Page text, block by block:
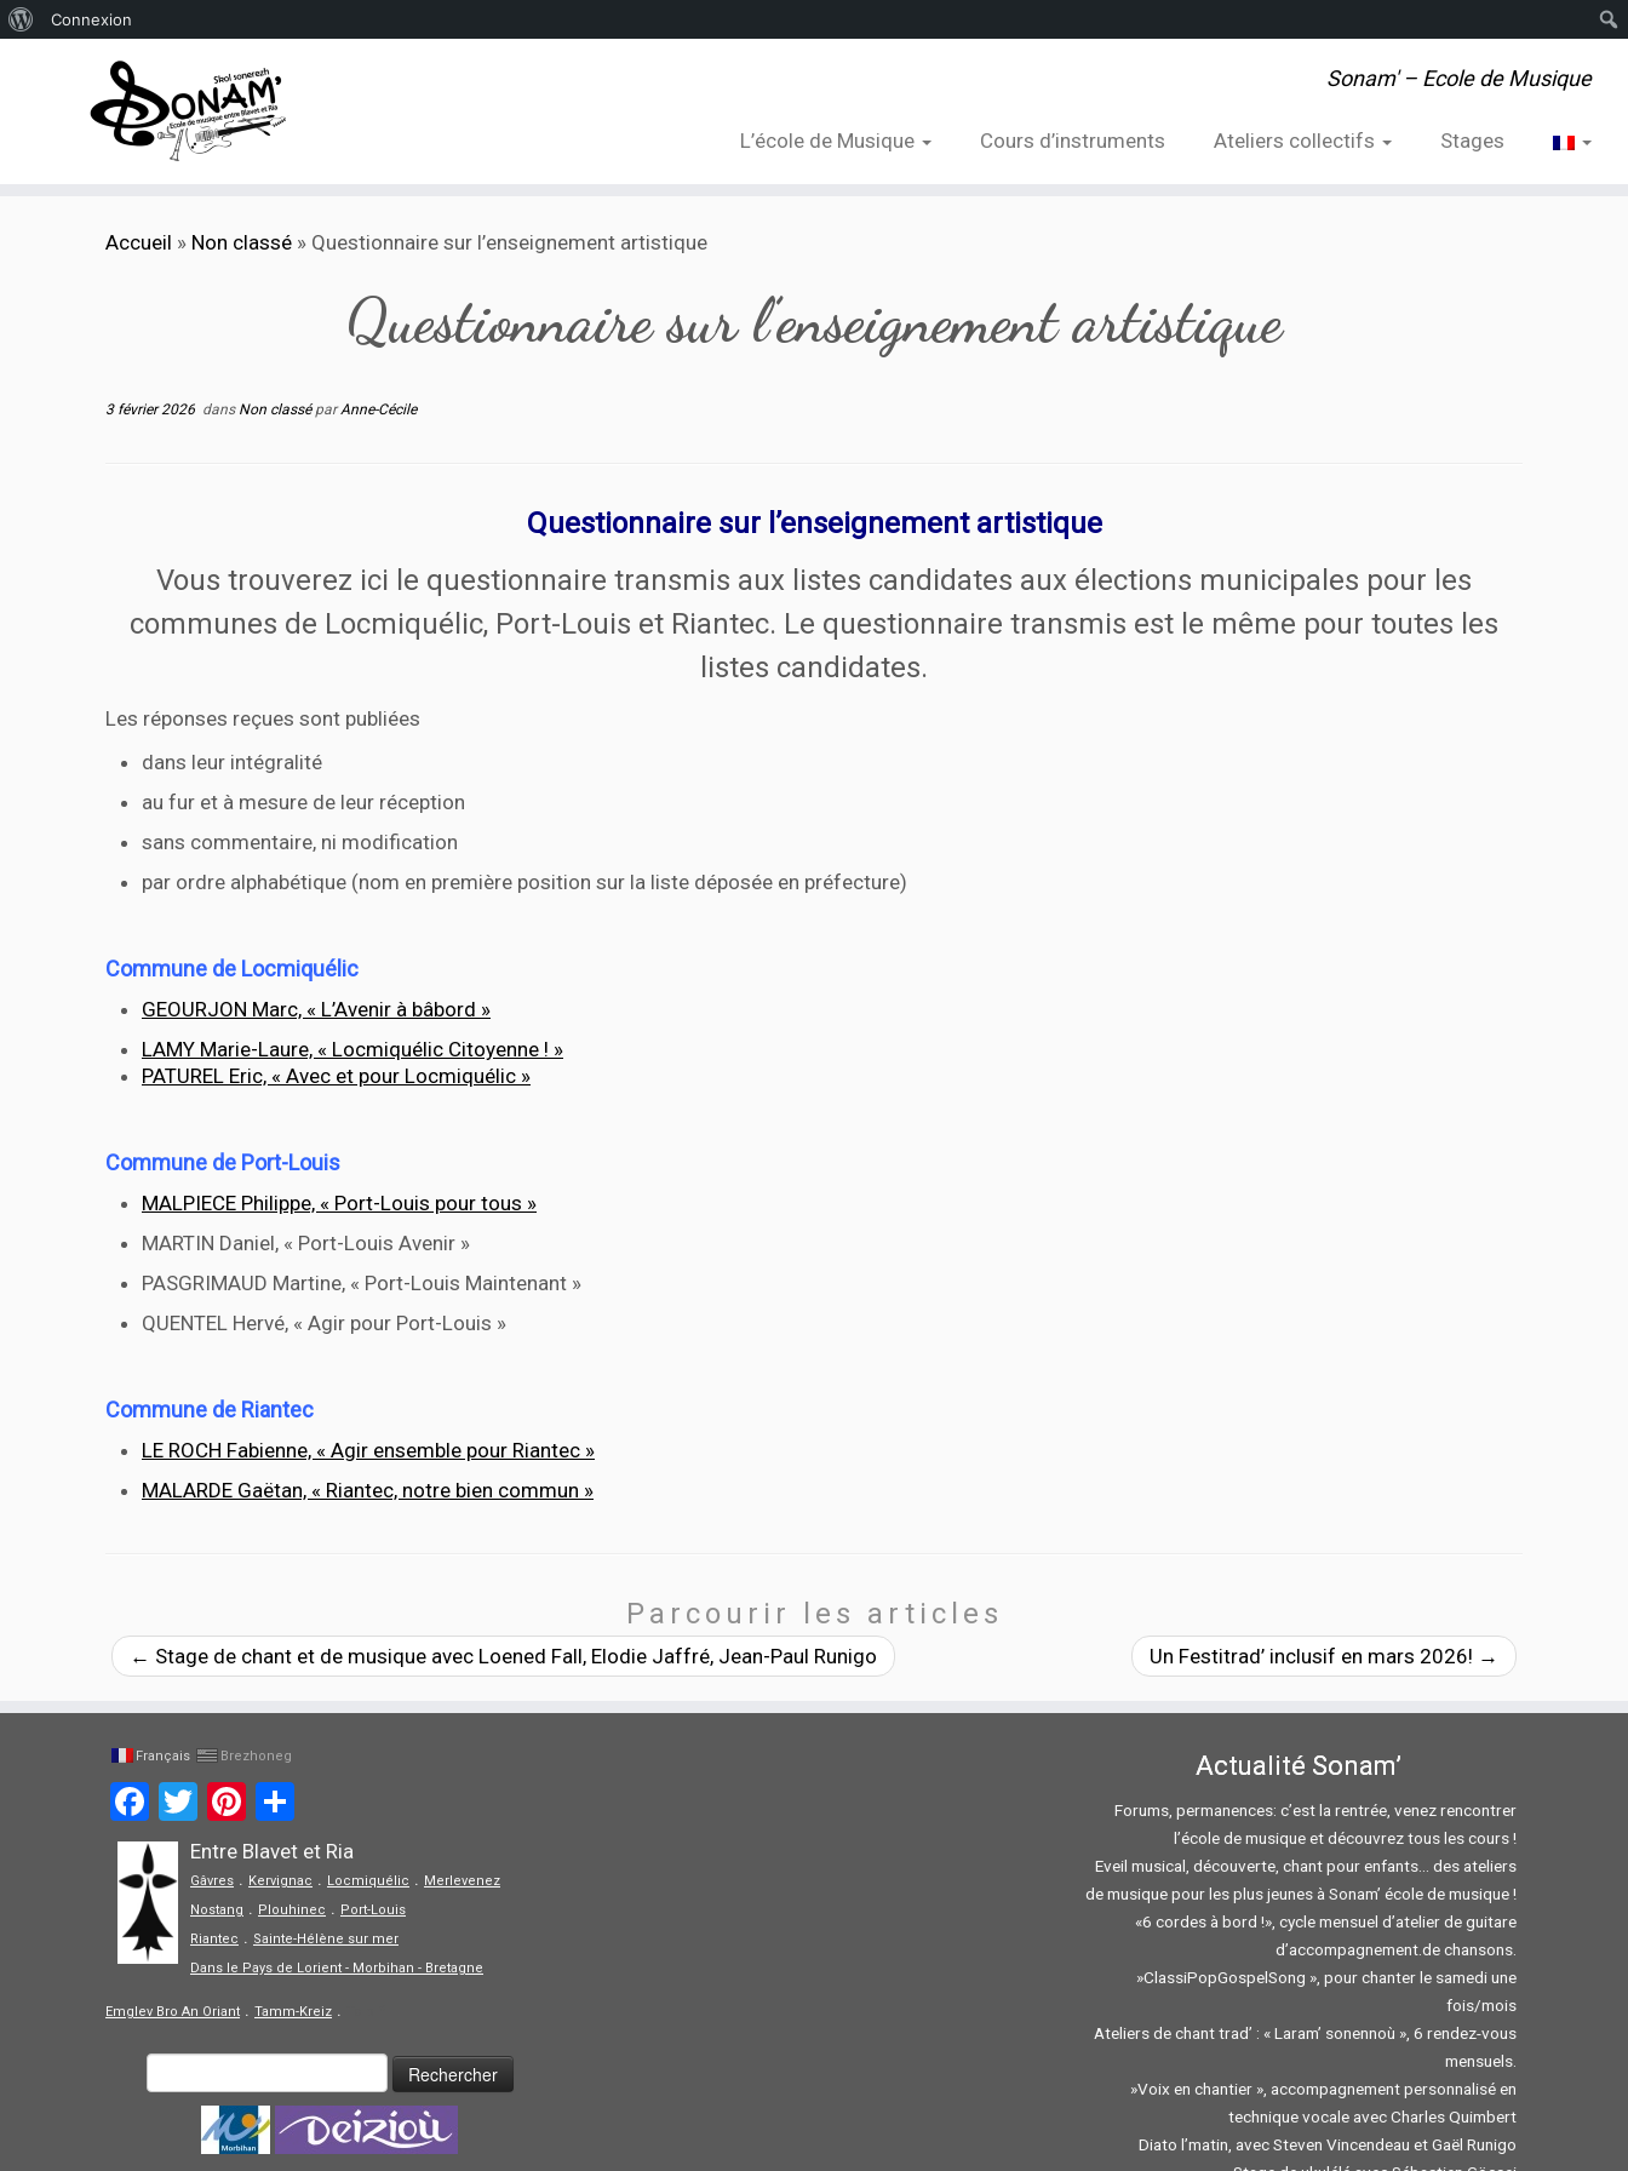
Connexion
Sonam' – Ecole de Musique
L’école de Musique Cours d’instruments Ateliers collectifs Stages
Accueil » Non classé » Questionnaire sur l’enseignement artistique
Questionnaire sur l’enseignement artistique
3 février 2026 dans Non classé parAnne-Cécile
Questionnaire sur l’enseignement artistique
Vous trouverez ici le questionnaire transmis aux listes candidates aux élections municipales pour les
communes de Locmiquélic, Port-Louis et Riantec. Le questionnaire transmis est le même pour toutes les
listes candidates.
Les réponses reçues sont publiées
dans leur intégralité
au fur et à mesure de leur réception
sans commentaire, ni modification
par ordre alphabétique (nom en première position sur la liste déposée en préfecture)
Commune de Locmiquélic
GEOURJON Marc, « L’Avenir à bâbord »
LAMY Marie-Laure, « Locmiquélic Citoyenne ! »
PATUREL Eric, « Avec et pour Locmiquélic »
Commune de Port-Louis
MALPIECE Philippe, « Port-Louis pour tous »
MARTIN Daniel, « Port-Louis Avenir »
PASGRIMAUD Martine, « Port-Louis Maintenant »
QUENTEL Hervé, « Agir pour Port-Louis »
Commune de Riantec
LE ROCH Fabienne, « Agir ensemble pour Riantec »
MALARDE Gaëtan, « Riantec, notre bien commun »
Parcourir les articles
← Stage de chant et de musique avec Loened Fall, Elodie Jaffré, Jean-Paul Runigo Un Festitrad’ inclusif en mars 2026! →
Français Brezhoneg
FacebookTwitter Pinterest
Entre Blavet et Ria
Gâvres . Kervignac . Locmiquélic . Merlevenez
Nostang . Plouhinec . Port-Louis
Riantec . Sainte-Hélène sur mer
Dans le Pays de Lorient - Morbihan - Bretagne
Emglev Bro An Oriant . Tamm-Kreiz .
Actualité Sonam’
Forums, permanences: c’est la rentrée, venez rencontrer
l’école de musique et découvrez tous les cours !
Eveil musical, découverte, chant pour enfants… des ateliers
de musique pour les plus jeunes à Sonam’ école de musique !
«6 cordes à bord !», cycle mensuel d’atelier de guitare
d’accompagnement.de chansons.
»ClassiPopGospelSong », pour chanter le samedi une
fois/mois
Ateliers de chant trad’ : « Laram’ sonennoù », 6 rendez-vous
mensuels.
»Voix en chantier », accompagnement personnalisé en
technique vocale avec Charles Quimbert
Diato l’matin, avec Steven Vincendeau et Gaël Runigo